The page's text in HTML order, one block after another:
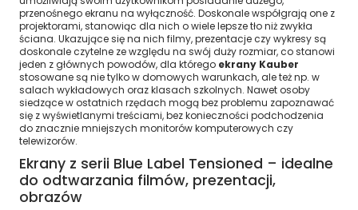
przenośnego ekranu na wyłączność. Doskonale współgrają one z
projektorami, stanowiąc dla nich o wiele lepsze tło niż zwykła
ściana. Ukazujące się na nich filmy, prezentacje czy wykresy są
doskonale czytelne ze względu na swój duży rozmiar, co stanowi
jeden z głównych powodów, dla którego ekrany Kauber
stosowane są nie tylko w domowych warunkach, ale też np. w
salach wykładowych oraz klasach szkolnych. Nawet osoby
siedzące w ostatnich rzędach mogą bez problemu zapoznawać
się z wyświetlanymi treściami, bez konieczności podchodzenia
do znacznie mniejszych monitorów komputerowych czy
telewizorów.
Ekrany z serii Blue Label Tensioned – idealne
do odtwarzania filmów, prezentacji,
obrazów